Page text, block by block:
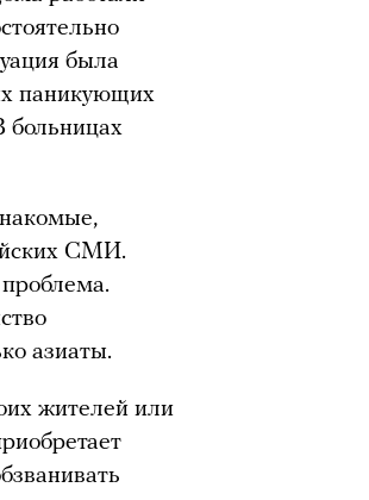
была
паникующих
больницах
СМИ.
азиаты.
жителей или